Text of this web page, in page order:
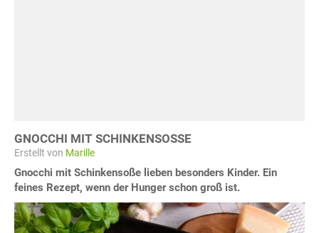
GNOCCHI MIT SCHINKENSOSSE
Erstellt von Marille
Gnocchi mit Schinkensoße lieben besonders Kinder. Ein
feines Rezept, wenn der Hunger schon groß ist.